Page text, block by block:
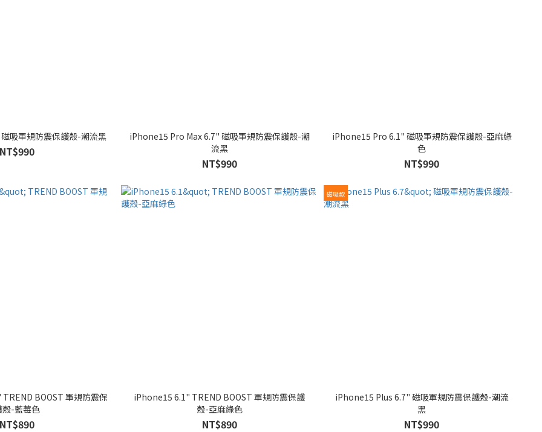
Pro 6.1" 磁吸軍規防震保護殼-潮流黑
iPhone15 Pro Max 6.7" 磁吸軍規防震保護殼-潮
流黑
NT$990
iPhone15 Pro 6.1" 磁吸軍規防震保護殼-亞麻綠
色
NT$990
殼-藍莓色
iPhone15 6.1" TREND BOOST 軍規防震保護
殼-亞麻綠色
NT$890
磁吸款
iPhone15 Plus 6.7" 磁吸軍規防震保護殼-潮流
黑
NT$990